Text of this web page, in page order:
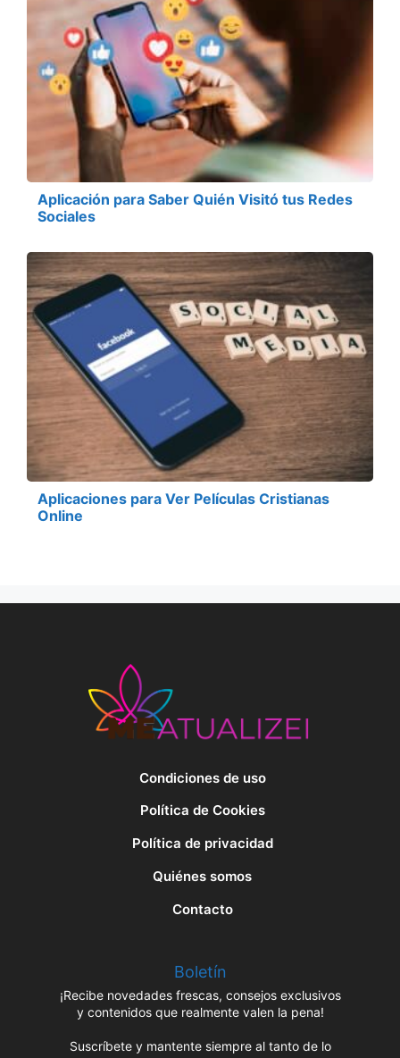
Aplicación para Saber Quién Visitó tus Redes
Sociales
Aplicaciones para Ver Películas Cristianas
Online
Condiciones de uso
Política de Cookies
Política de privacidad
Quiénes somos
Contacto
Boletín
¡Recibe novedades frescas, consejos exclusivos
y contenidos que realmente valen la pena!
Suscríbete y mantente siempre al tanto de lo